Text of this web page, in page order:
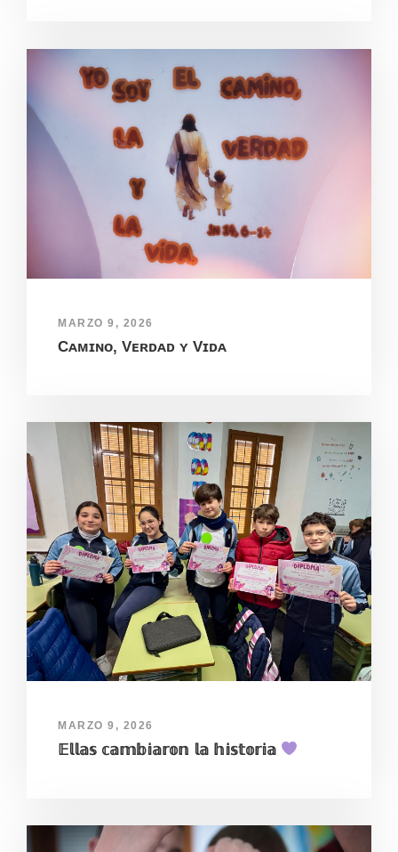
MARZO 9, 2026
Cᴀᴍɪɴᴏ, Vᴇʀᴅᴀᴅ ʏ Vɪᴅᴀ
MARZO 9, 2026
𝔼𝕝𝕝𝕒𝕤 𝕔𝕒𝕞𝕓𝕚𝕒𝕣𝕠𝕟 𝕝𝕒 𝕙𝕚𝕤𝕥𝕠𝕣𝕚𝕒